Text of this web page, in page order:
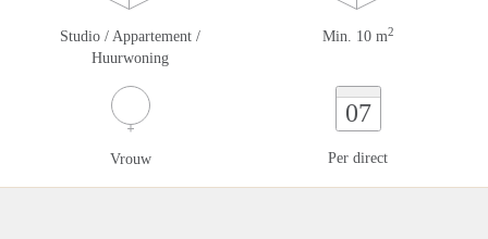
Studio / Appartement /
Huurwoning
Min. 10 m2
Vrouw
07
Per direct